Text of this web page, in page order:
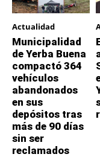
Actualidad
Municipalidad
de Yerba Buena
compactó 364
vehículos
abandonados
en sus
depósitos tras
más de 90 días
sin ser
reclamados